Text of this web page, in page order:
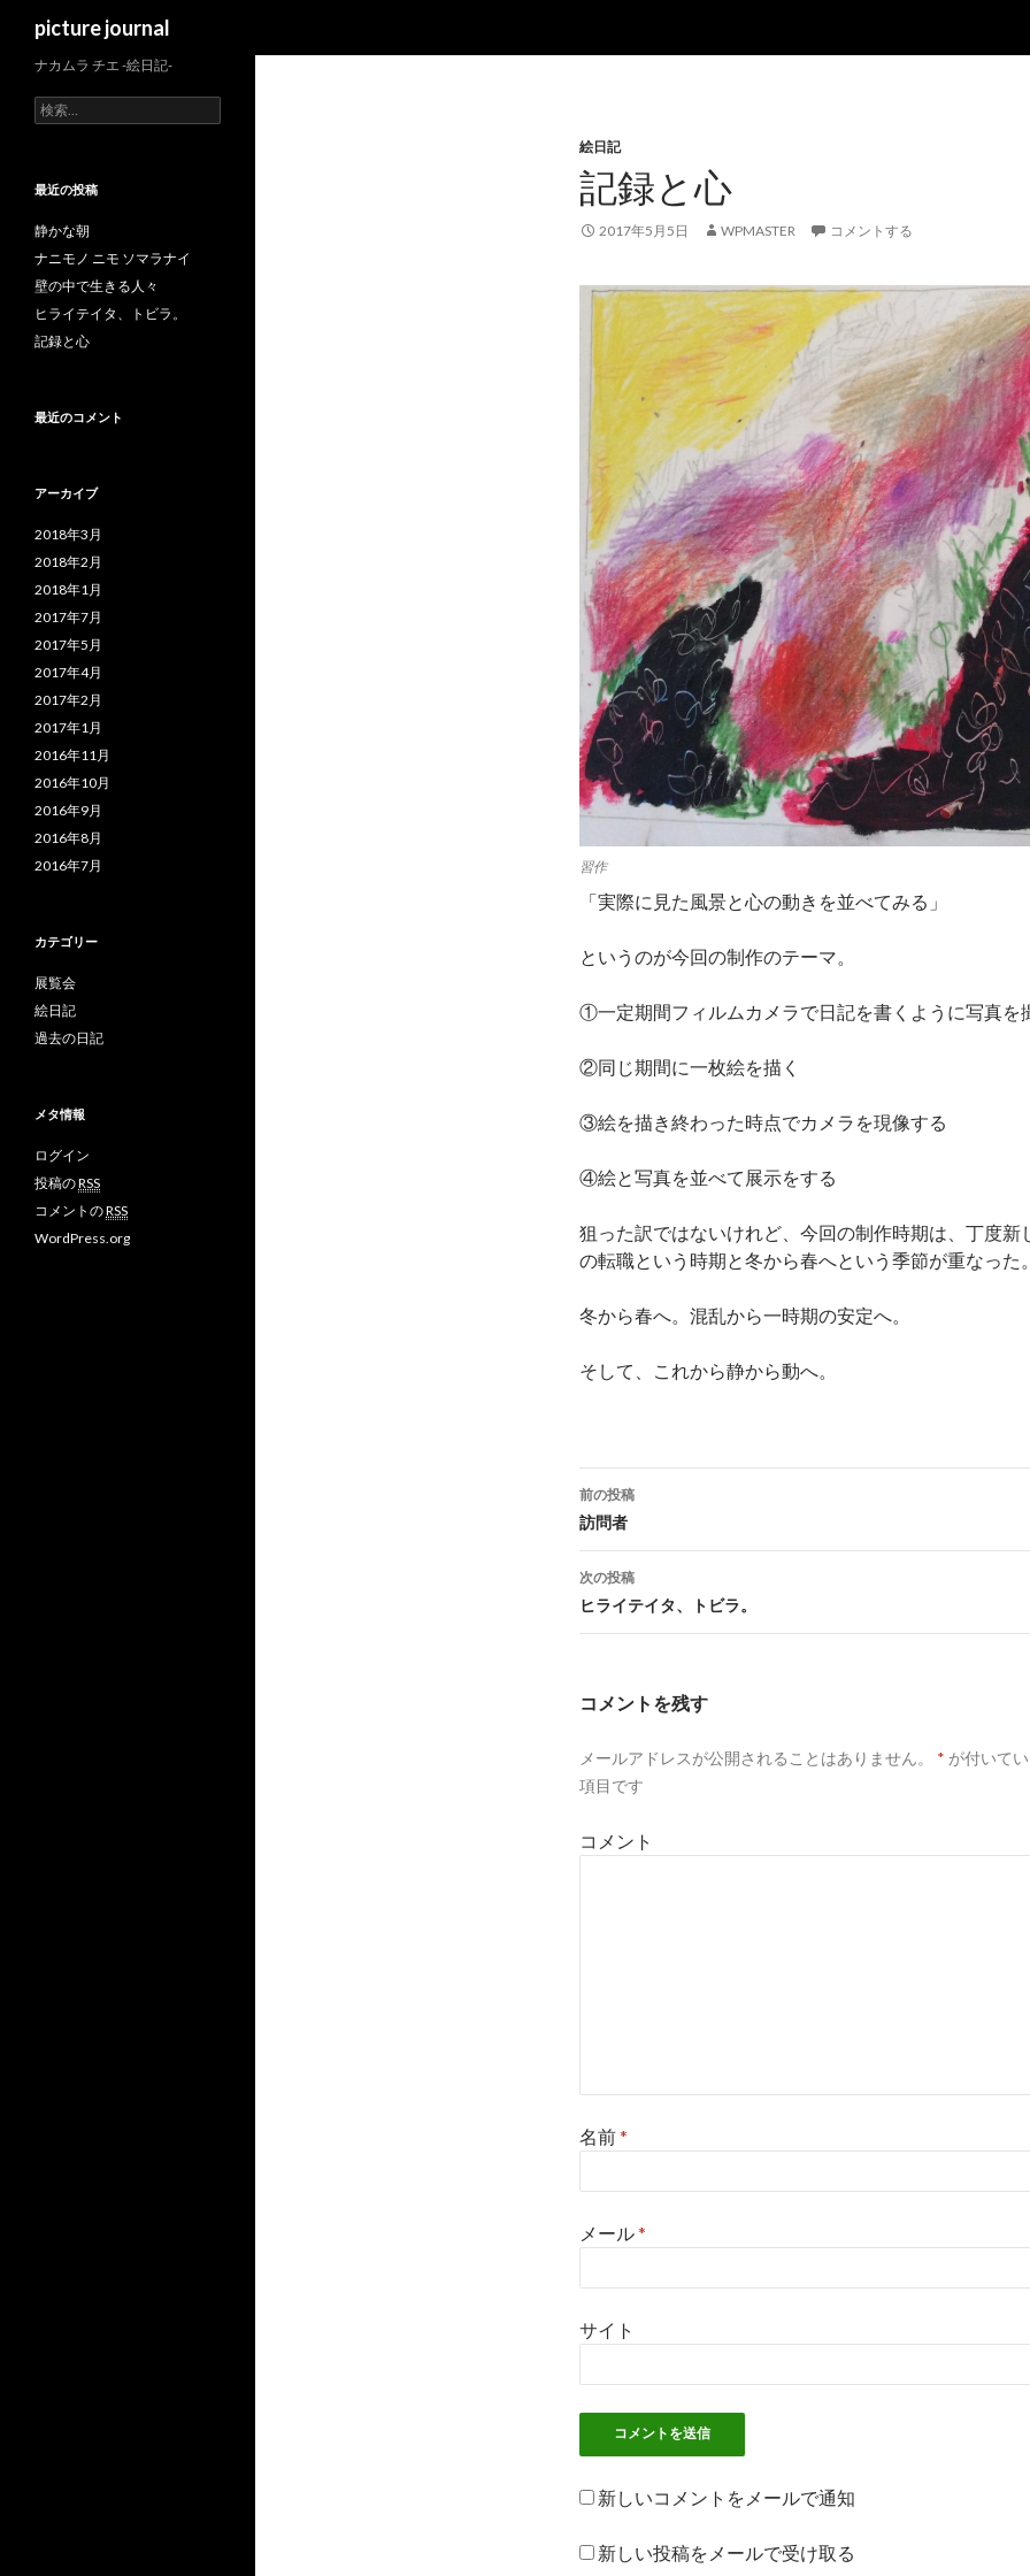
picture journal
絵日記
記録と心
2017年5月5日 WPMASTER コメントする
習作
「実際に見た風景と心の動きを並べてみる」
というのが今回の制作のテーマ。
①一定期間フィルムカメラで日記を書くように写真を
②同じ期間に一枚絵を描く
③絵を描き終わった時点でカメラを現像する
④絵と写真を並べて展示をする
狙った訳ではないけれど、今回の制作時期は、丁度新
の転職という時期と冬から春へという季節が重なった
冬から春へ。混乱から一時期の安定へ。
そして、これから静から動へ。
投
稿
ナ
ゲ
シ
ン
前の投稿
訪問者
次の投稿
ヒライテイタ、トビラ。
コメントを残す
メールアドレスが公開されることはありません。 * が付いて
項目です
コメント
名前*
メール*
サイト
新しいコメントをメールで通知
新しい投稿をメールで受け取る
ナカムラ チエ -絵日記-
検
索
最近の投稿
静かな朝
ナニモノ ニモ ソマラナイ
壁の中で生きる人々
ヒライテイタ、トビラ。
記録と心
最近のコメント
アーカイブ
2018年3月
2018年2月
2018年1月
2017年7月
2017年5月
2017年4月
2017年2月
2017年1月
2016年11月
2016年10月
2016年9月
2016年8月
2016年7月
カテゴリー
展覧会
絵日記
過去の日記
メタ情報
ログイン
投稿のRSS
コメントのRSS
WordPress.org